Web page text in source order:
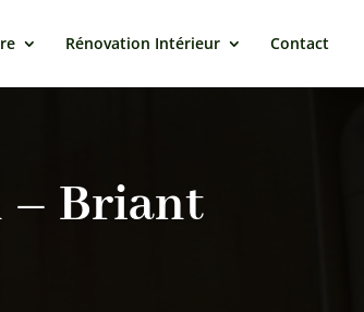
Rénovation Intérieur Contact
– Briant